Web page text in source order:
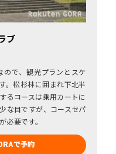
ブ
ので、観光プランとスケ
。松杉林に囲まれ下北半
るコースは乗用カートに
な目ですが、コースセパ
必要です。
で予約